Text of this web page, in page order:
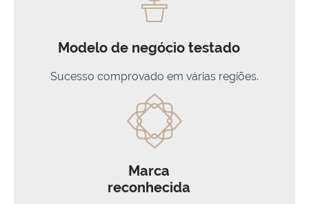
Modelo de negócio testado
Sucesso comprovado em várias regiões.
Marca
reconhecida